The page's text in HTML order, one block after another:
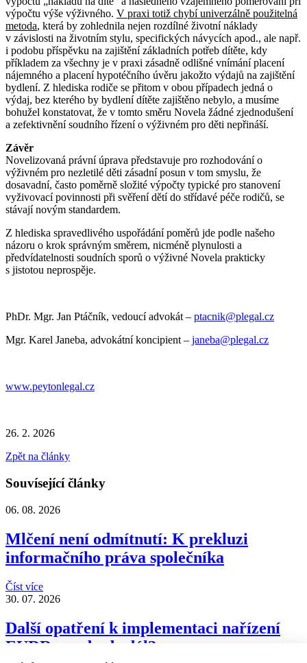
výpočtu výše výživného. V praxi totiž chybí univerzálně použitelná
metoda, která by zohlednila nejen rozdílné životní náklady
v závislosti na životním stylu, specifických návycích apod., ale např.
i podobu příspěvku na zajištění základních potřeb dítěte, kdy
příkladem za všechny je v praxi zásadně odlišné vnímání placení
nájemného a placení hypotéčního úvěru jakožto výdajů na zajištění
bydlení. Z hlediska rodiče se přitom v obou případech jedná o
výdaj, bez kterého by bydlení dítěte zajištěno nebylo, a musíme
bohužel konstatovat, že v tomto směru Novela žádné zjednodušení
a zefektivnění soudního řízení o výživném pro děti nepřináší.
Závěr
Novelizovaná právní úprava představuje pro rozhodování o
výživném pro nezletilé děti zásadní posun v tom smyslu, že
dosavadní, často poměrně složité výpočty typické pro stanovení
vyživovací povinnosti při svěření dětí do střídavé péče rodičů, se
stávají novým standardem.
Z hlediska spravedlivého uspořádání poměrů jde podle našeho
názoru o krok správným směrem, nicméně plynulosti a
předvídatelnosti soudních sporů o výživné Novela prakticky
s jistotou neprospěje.
PhDr. Mgr. Jan Ptáčník, vedoucí advokát – ptacnik@plegal.cz
Mgr. Karel Janeba, advokátní koncipient – janeba@plegal.cz
www.peytonlegal.cz
26. 2. 2026
Zpět na články
Souvísející články
06. 08. 2026
Mlčení není odmítnutí: K prekluzi
informačního práva společníka
Číst více
30. 07. 2026
Další opatření k implementaci nařízení
EUDR – co bude dál?